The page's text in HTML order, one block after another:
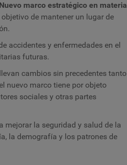
Nuevo marco estratégico en materia
objetivo de mantener un lugar de
accidentes y enfermedades en el
futuras.
cambios sin precedentes tanto
nuevo marco tiene por objeto
sociales y otras partes
mejorar la seguridad y salud de la
la demografía y los patrones de